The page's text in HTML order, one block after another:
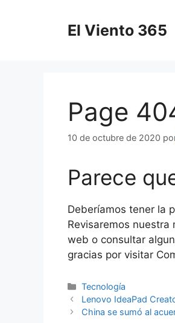
El Viento 365
Page
10 de octubre de 2020
Parece
Deberíamos tener la
Revisaremos
web o consultar
gracias por visitar
Categorías
Tecnología
Lenovo IdeaPad
China se sumó al